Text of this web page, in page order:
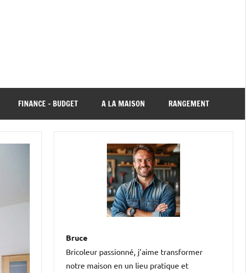
FINANCE – BUDGET A LA MAISON RANGEMENT
Bruce
Bricoleur passionné, j’aime transformer
notre maison en un lieu pratique et